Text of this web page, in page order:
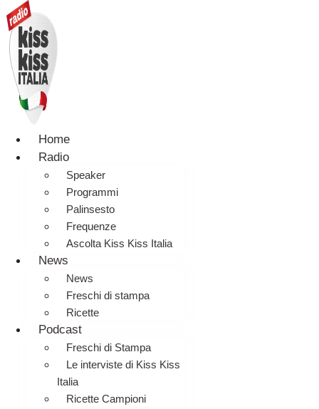
Home
Radio
Speaker
Programmi
Palinsesto
Frequenze
Ascolta Kiss Kiss Italia
News
News
Freschi di stampa
Ricette
Podcast
Freschi di Stampa
Le interviste di Kiss Kiss
Italia
Ricette Campioni